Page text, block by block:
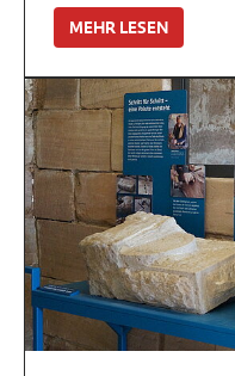
MEHR LESEN